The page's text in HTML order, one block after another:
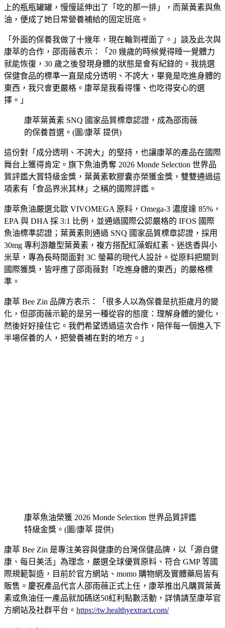
上的瓶瓶罐罐，慢慢延伸出了「吃的那一排」，而葉黃素與魚
油，便成了她日常營養補給的固定班底。
「外面的保養我做了十幾年，現在輪到裡面了。」談及此次與
康萃的合作，邵雨薇表示：「20 幾歲的時候覺得睡一覺體力
就能恢復，30 歲之後發現身體的狀態是會有紀錄的。我挑選
保健食品的標準一直是成分透明、不誇大，畢竟是吃進身體的
東西，我只會更嚴格。康萃是我看得懂、也吃得安心的選
擇。」
康萃葉黃素 SNQ 國家品質標章認證，成為邵雨薇
的保養首選。(圖/康萃 提供)
這份對「成分透明、不誇大」的堅持，也讓康萃的產品在國際
舞台上獲得肯定。旗下魚油勇奪 2026 Monde Selection 世界品
質評鑑大賞特級金獎，葉黃素軟膠囊亦榮獲金獎，雙雙通過這
項素有「食品界米其林」之稱的國際評鑑。
康萃魚油嚴選北歐 VIVOMEGA 原料，Omega-3 濃度達 85%，
EPA 與 DHA 採 3:1 比例，並通過國際公認嚴格的 IFOS 國際
魚油標準認證；葉黃素則通過 SNQ 國家品質標章認證，採用
30mg 專利游離型葉黃素，複方搭配紅藻蝦紅素、迷迭香與小
米草，專為長時間面對 3C 螢幕的現代人設計。從原料把關到
國際獲獎，皆呼應了邵雨薇對「吃進身體的東西」的嚴格標
準。
康萃 Bee Zin 品牌方表示：「很多人以為保養是抗拒歲月的變
化，但邵雨薇示範的是另一種從容的態度：理解身體的變化，
然後好好接住它。我們希望透過這次合作，陪伴每一個進入下
半場保養的人，把營養補在對的地方。」
康萃魚油榮獲 2026 Monde Selection 世界品質評鑑
特級金獎。(圖/康萃 提供)
康萃 Bee Zin 是專注美容與健康的台灣保健品牌，以「源自健
康、每日美活」為理念，嚴選全球優質原料、符合 GMP 等國
際規範製造，目前於官方網站、momo 購物網及實體藥局皆有
販售。慶祝產品代言人邵雨薇正式上任，康萃推出凡購買葉黃
素或魚油任一產品就加碼送50紅利點數活動，詳情請至康萃官
方網站及社群平台。 https://tw.healthyextract.com/